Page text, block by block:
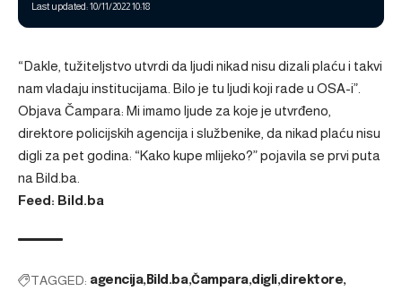
Last updated: 10/11/2022 10:18
“Dakle, tužiteljstvo utvrdi da ljudi nikad nisu dizali plaću i takvi
nam vladaju institucijama. Bilo je tu ljudi koji rade u OSA-i”.
Objava Čampara: Mi imamo ljude za koje je utvrđeno,
direktore policijskih agencija i službenike, da nikad plaću nisu
digli za pet godina: “Kako kupe mlijeko?”pojavila se prvi puta
na Bild.ba
Feed: Bild.ba
TAGGED: agencija Bild.ba Čampara digli direktore